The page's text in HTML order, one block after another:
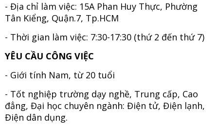
- Địa chỉ làm việc: 15A Phan Huy Thực, Phường
Tân Kiểng, Quận.7, Tp.HCM
- Thời gian làm việc: 7:30-17:30 (thứ 2 đến thứ 7)
YÊU CẦU CÔNG VIỆC
- Giới tính Nam, từ 20 tuổi
- Tốt nghiệp trường dạy nghề, Trung cấp, Cao
đẳng, Đại học chuyên ngành: Điện tử, Điện lạnh,
Điện dân dụng.